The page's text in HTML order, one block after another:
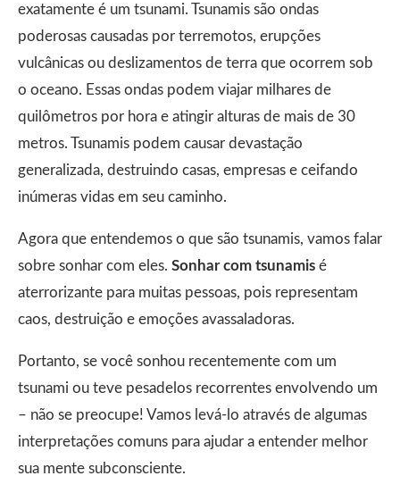
exatamente é um tsunami. Tsunamis são ondas
poderosas causadas por terremotos, erupções
vulcânicas ou deslizamentos de terra que ocorrem sob
o oceano. Essas ondas podem viajar milhares de
quilômetros por hora e atingir alturas de mais de 30
metros. Tsunamis podem causar devastação
generalizada, destruindo casas, empresas e ceifando
inúmeras vidas em seu caminho.
Agora que entendemos o que são tsunamis, vamos falar
sobre sonhar com eles. Sonhar com tsunamis é
aterrorizante para muitas pessoas, pois representam
caos, destruição e emoções avassaladoras.
Portanto, se você sonhou recentemente com um
tsunami ou teve pesadelos recorrentes envolvendo um
– não se preocupe! Vamos levá-lo através de algumas
interpretações comuns para ajudar a entender melhor
sua mente subconsciente.